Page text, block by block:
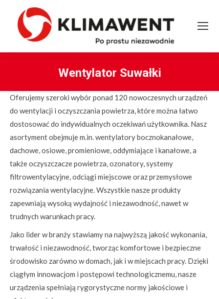
Wentylator Suwałki
Oferujemy szeroki wybór ponad 120 nowoczesnych urządzeń
do wentylacji i oczyszczania powietrza, które można łatwo
dostosować do indywidualnych oczekiwań użytkownika. Nasz
asortyment obejmuje m.in. wentylatory bocznokanałowe,
dachowe, osiowe, promieniowe, oddymiające i kanałowe, a
także oczyszczacze powietrza, ozonatory, systemy
filtrowentylacyjne, odciągi miejscowe oraz przemysłowe
rozwiązania wentylacyjne. Wszystkie nasze produkty
zapewniają wysoką wydajność i niezawodność, nawet w
trudnych warunkach pracy.
Jako lider w branży stawiamy na najwyższą jakość wykonania,
trwałość i niezawodność, tworząc komfortowe i bezpieczne
środowisko zarówno w domach, jak i w miejscach pracy. Dzięki
ciągłym innowacjom i postępowi technologicznemu, nasze
urządzenia spełniają rygorystyczne normy jakościowe i